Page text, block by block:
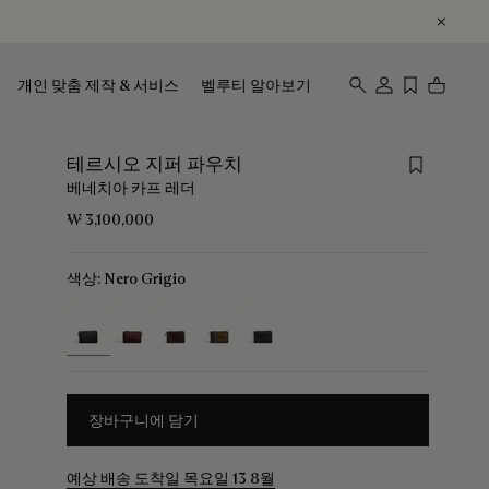
개인 맞춤 제작 & 서비스 벨루티 알아보기
테르시오 지퍼 파우치
Save for
베네치아 카프 레더
₩ 3,100,000
색상: Nero Grigio
장바구니에 담기
예상 배송 도착일 목요일 13 8월